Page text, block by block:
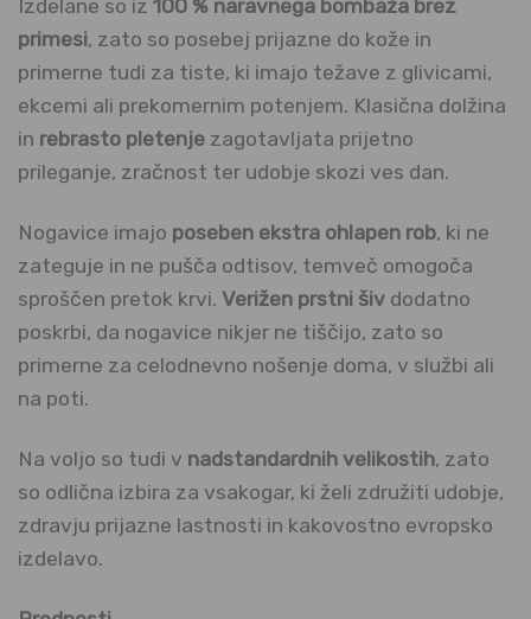
Izdelane so iz 100 % naravnega bombaža brez
primesi, zato so posebej prijazne do kože in
primerne tudi za tiste, ki imajo težave z glivicami,
ekcemi ali prekomernim potenjem. Klasična dolžina
in rebrasto pletenje zagotavljata prijetno
prileganje, zračnost ter udobje skozi ves dan.
Nogavice imajo poseben ekstra ohlapen rob, ki ne
zateguje in ne pušča odtisov, temveč omogoča
sproščen pretok krvi. Verižen prstni šiv dodatno
poskrbi, da nogavice nikjer ne tiščijo, zato so
primerne za celodnevno nošenje doma, v službi ali
na poti.
Na voljo so tudi v nadstandardnih velikostih, zato
so odlična izbira za vsakogar, ki želi združiti udobje,
zdravju prijazne lastnosti in kakovostno evropsko
izdelavo.